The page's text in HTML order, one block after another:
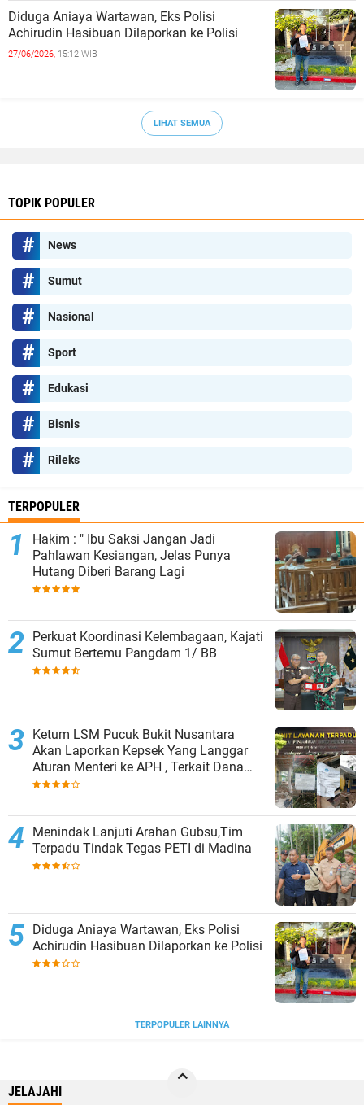
Diduga Aniaya Wartawan, Eks Polisi
Achirudin Hasibuan Dilaporkan ke Polisi
27/06/2026, 15:12 WIB
LIHAT SEMUA
TOPIK POPULER
News
Sumut
Nasional
Sport
Edukasi
Bisnis
Rileks
TERPOPULER
Hakim : " Ibu Saksi Jangan Jadi
Pahlawan Kesiangan, Jelas Punya
Hutang Diberi Barang Lagi
Perkuat Koordinasi Kelembagaan, Kajati
Sumut Bertemu Pangdam 1/ BB
Ketum LSM Pucuk Bukit Nusantara
Akan Laporkan Kepsek Yang Langgar
Aturan Menteri ke APH , Terkait Dana
Revitalisasi Sekolah
Menindak Lanjuti Arahan Gubsu,Tim
Terpadu Tindak Tegas PETI di Madina
Diduga Aniaya Wartawan, Eks Polisi
Achirudin Hasibuan Dilaporkan ke Polisi
TERPOPULER LAINNYA
JELAJAHI